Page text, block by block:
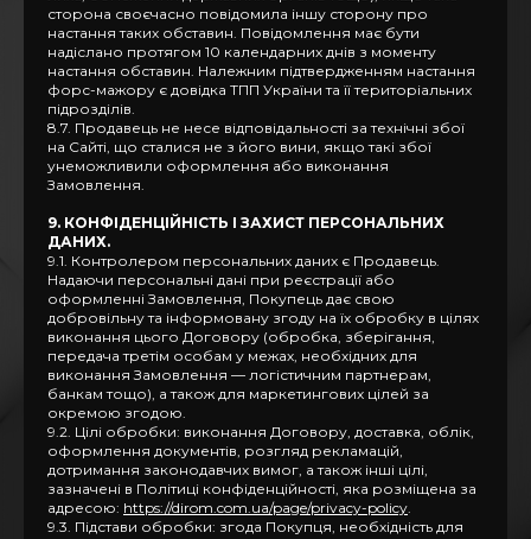
сторона своєчасно повідомила іншу сторону про
настання таких обставин. Повідомлення має бути
надіслано протягом 10 календарних днів з моменту
настання обставин. Належним підтвердженням настання
форс-мажору є довідка ТПП України та її територіальних
підрозділів.
8.7. Продавець не несе відповідальності за технічні збої
на Сайті, що сталися не з його вини, якщо такі збої
унеможливили оформлення або виконання
Замовлення.
9. КОНФІДЕНЦІЙНІСТЬ І ЗАХИСТ ПЕРСОНАЛЬНИХ
ДАНИХ.
9.1. Контролером персональних даних є Продавець.
Надаючи персональні дані при реєстрації або
оформленні Замовлення, Покупець дає свою
добровільну та інформовану згоду на їх обробку в цілях
виконання цього Договору (обробка, зберігання,
передача третім особам у межах, необхідних для
виконання Замовлення — логістичним партнерам,
банкам тощо), а також для маркетингових цілей за
окремою згодою.
9.2. Цілі обробки: виконання Договору, доставка, облік,
оформлення документів, розгляд рекламацій,
дотримання законодавчих вимог, а також інші цілі,
зазначені в Політиці конфіденційності, яка розміщена за
адресою: https://dirom.com.ua/page/privacy-policy
9.3. Підстави обробки: згода Покупця, необхідність для